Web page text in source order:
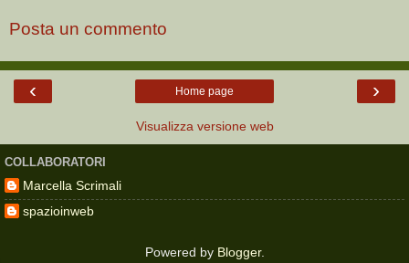
Posta un commento
‹ ›
Home page
Visualizza versione web
COLLABORATORI
Marcella Scrimali
spazioinweb
Powered by Blogger.